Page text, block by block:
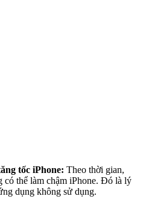
tốc iPhone: Theo thời gian,
có thể làm chậm iPhone. Đó là lý
dụng không sử dụng.